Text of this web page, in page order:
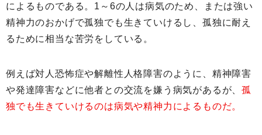
によるものである。1～6の人は病気のため、または強い
精神力のおかげで孤独でも生きていけるし、孤独に耐え
るために相当な苦労をしている。
例えば対人恐怖症や解離性人格障害のように、精神障害
や発達障害などに他者との交流を嫌う病気があるが、孤
独でも生きていけるのは病気や精神力によるものだ。